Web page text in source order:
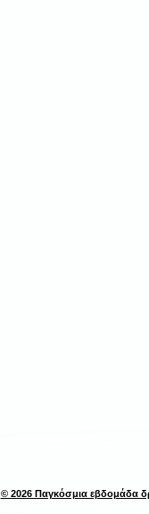
© 2026 Παγκόσμια εβδομάδα